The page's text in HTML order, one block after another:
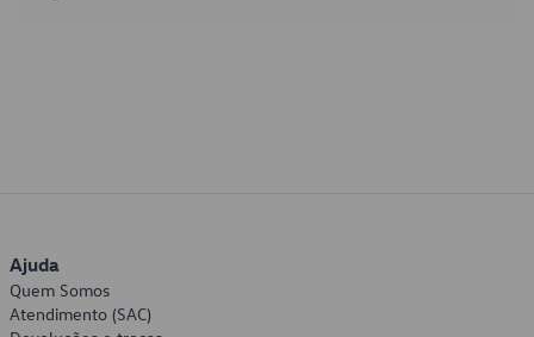
Ajuda
Quem Somos
Atendimento (SAC)